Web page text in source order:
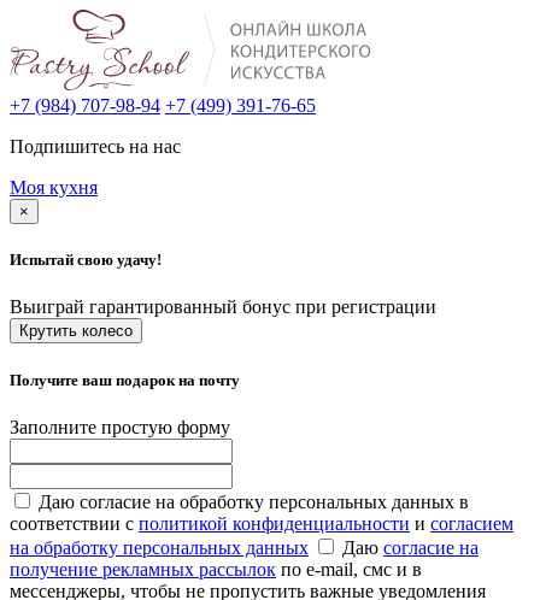
+7 (984) 707-98-94 +7 (499) 391-76-65
Подпишитесь на нас
Моя кухня
×
Испытай свою удачу!
Выиграй гарантированный бонус при регистрации
Крутить колесо
Получите ваш подарок на почту
Заполните простую форму
Даю согласие на обработку персональных данных в
соответствии с политикой конфиденциальности и согласием
на обработку персональных данных
Даю согласие на
получение рекламных рассылок по e-mail, смс и в
мессенджеры, чтобы не пропустить важные уведомления